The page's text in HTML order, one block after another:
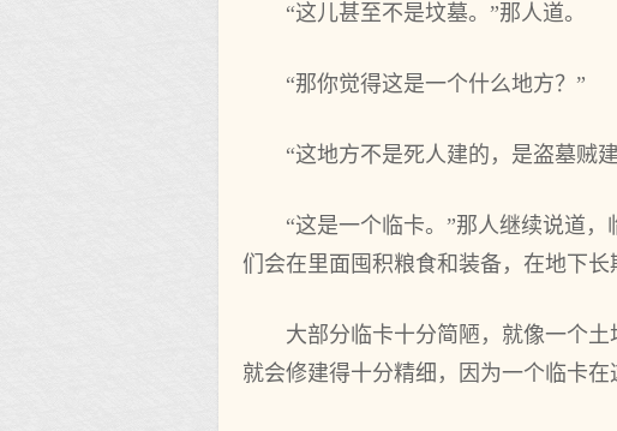
“这儿甚至不是坟墓。”那人道。
“那你觉得这是一个什么地方？”
“这地方不是死人建的，是盗墓贼
“这是一个临卡。”那人继续说道
们会在里面囤积粮食和装备，在地下长
大部分临卡十分简陋，就像一个
就会修建得十分精细，因为一个临卡